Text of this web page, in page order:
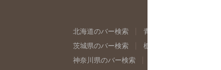
北海道のバー検索 青森県のバー検索
茨城県のバー検索
栃木県のバー検索
神奈川県のバー検索